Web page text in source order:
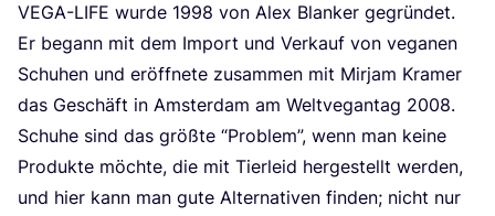
VEGA-LIFE wur­de 1998 von Alex Blan­ker gegrün­det.
Er begann mit dem Import und Ver­kauf von vega­nen
Schu­hen und eröff­ne­te zusam­men mit Mir­jam Kra­mer
das Geschäft in Ams­ter­dam am Welt­ve­gan­tag 2008.
Schu­he sind das größ­te “Pro­blem”, wenn man kei­ne
Pro­duk­te möch­te, die mit Tier­leid her­ge­stellt wer­den,
und hier kann man gute Alter­na­ti­ven fin­den; nicht nur